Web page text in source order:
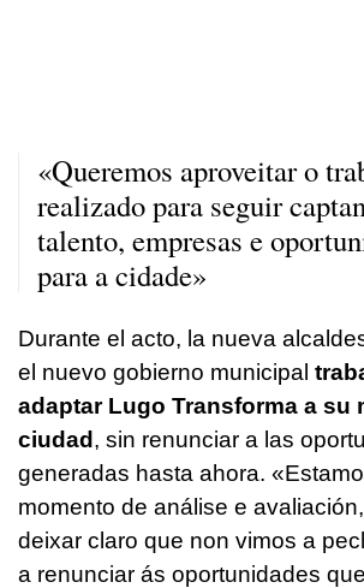
«Queremos aproveitar o
realizado para seguir
talento, empresas e
para a cidade»
Durante el acto, la nueva
el nuevo gobierno municipal
adaptar Lugo Transforma a su
ciudad, sin renunciar a las
generadas hasta ahora. «
momento de análise e
deixar claro que non vimos a
a renunciar ás oportunidades